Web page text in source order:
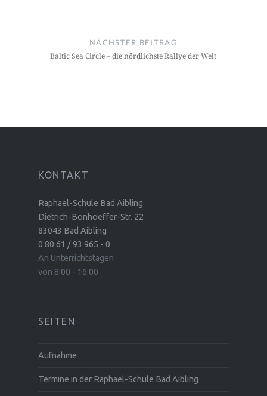
NÄCHSTER BEITRAG
Baltic Sea Circle – die nördlichste Rallye der Welt
KONTAKT
Raphael-Schule Bad Aibling
Dietrich-Bonhoeffer-Str. 22
83043 Bad Aibling
0 80 61 / 93 965 - 0
An Unterrichtstagen
von 8:00 - 16:00
SEITEN
Aufnahme
Termine in der Raphael-Schule Bad Aibling